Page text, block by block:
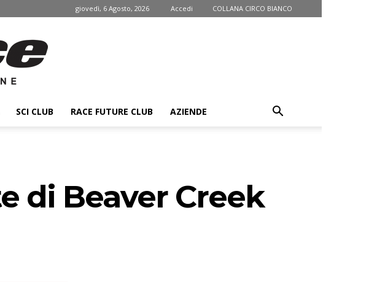
giovedì, 6 Agosto, 2026 Accedi COLLANA CIRCO BIANCO
SCI CLUB RACE FUTURE CLUB AZIENDE
di Beaver Creek